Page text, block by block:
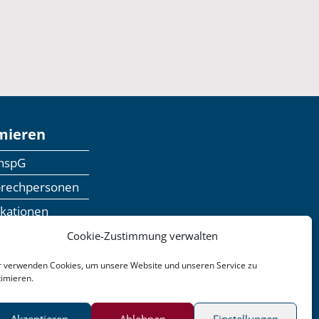
Cookie-Zustimmung verwalten
verwenden Cookies, um unsere Website und unseren Service zu
Barrierefreiheit